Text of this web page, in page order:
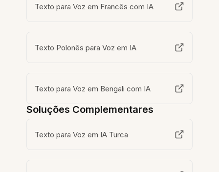
Texto para Voz em Francês com IA
Texto Polonês para Voz em IA
Texto para Voz em Bengali com IA
Soluções Complementares
Texto para Voz em IA Turca